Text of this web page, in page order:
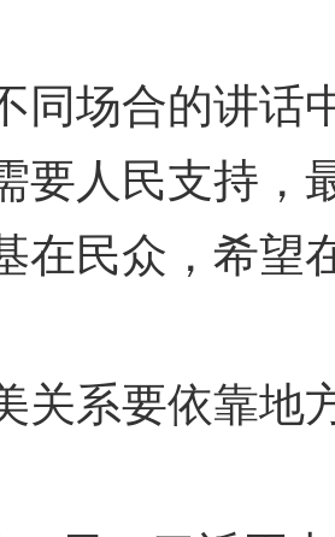
场合的讲话
要人民支持，
在民众，希望
关系要依靠地